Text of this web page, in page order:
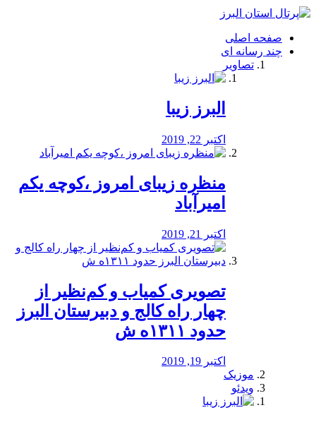
فصد
شرق
تهران
خشکشویی
صفحه اصلی
چند رسانه ای
تصاویر
البرز زیبا
اکتبر 22, 2019
منظره‌‌ زیبای امروز ،کوچه یکم
امیرآباد
اکتبر 21, 2019
️تصویری کمیاب و کم‌نظیر از
چهار راه كالج و دبيرستان البرز
حدود ۱۳۱۱ه ش
اکتبر 19, 2019
موزیک
ویدئو